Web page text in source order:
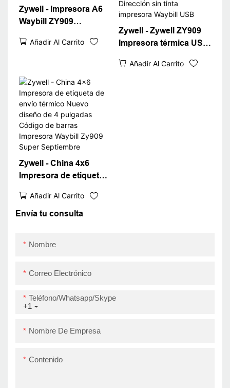
Zywell - Impresora A6
Waybill ZY909
impresora de etiqueta
Añadir Al Carrito
Zywell - Zywell ZY909
Impresora térmica USB
Impresora Desktop
Añadir Al Carrito
Zywell - China 4x6
Impresora de etiqueta
diseño de 4 pulgadas
Código de barras
Septiembre
Añadir Al Carrito
Envía tu consulta
Nombre
Correo Electrónico
+1
Teléfono/whatsapp/skype
Nombre De Empresa
Contenido